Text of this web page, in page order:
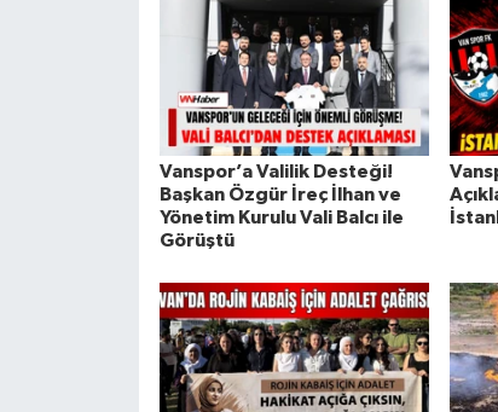
Vanspor’a Valilik Desteği!
Başkan Özgür İreç İlhan ve
Yönetim Kurulu Vali Balcı ile
Görüştü